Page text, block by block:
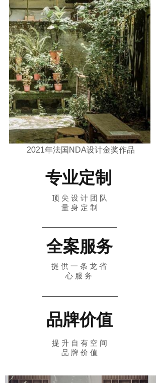
2021年法国NDA设计金奖作品
专业定制
顶 尖 设 计 团 队
量 身 定 制
全案服务
提 供 一 条 龙 省
心 服 务
品牌价值
提 升 自 有 空 间
品 牌 价 值